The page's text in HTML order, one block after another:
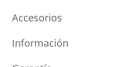
Turbos por Marca
Cartuchos
Accesorios
Geometrías
Información